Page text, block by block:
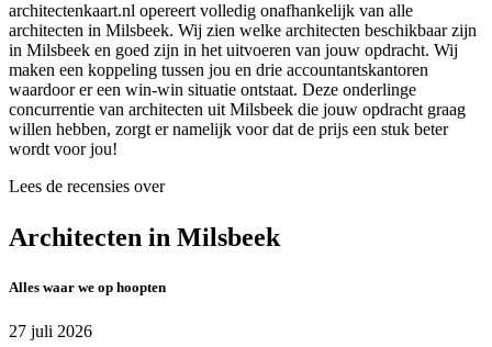
architectenkaart.nl opereert volledig onafhankelijk van alle
architecten in Milsbeek. Wij zien welke architecten beschikbaar zijn
in Milsbeek en goed zijn in het uitvoeren van jouw opdracht. Wij
maken een koppeling tussen jou en drie accountantskantoren
waardoor er een win-win situatie ontstaat. Deze onderlinge
concurrentie van architecten uit Milsbeek die jouw opdracht graag
willen hebben, zorgt er namelijk voor dat de prijs een stuk beter
wordt voor jou!
Lees de recensies over
Architecten in Milsbeek
Alles waar we op hoopten
27 juli 2026